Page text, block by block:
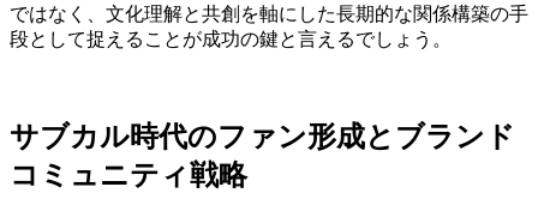
ではなく、文化理解と共創を軸にした長期的な関係構築の手
段として捉えることが成功の鍵と言えるでしょう。
サブカル時代のファン形成とブランド
コミュニティ戦略